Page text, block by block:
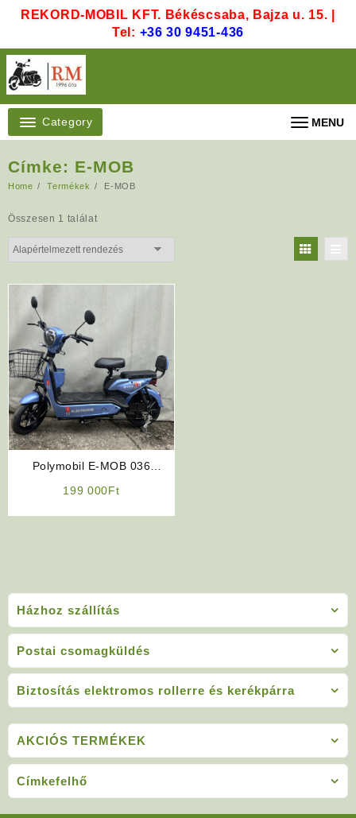
REKORD-MOBIL KFT. Békéscsaba, Bajza u. 15. |
Tel: +36 30 9451-436
Category MENU
Házhoz szállítás
Postai csomagküldés
Biztosítás elektromos rollerre és kerékpárra
Címke: E-MOB
Home Termékek E-MOB
Összesen 1 találat
Polymobil E-MOB 036
199 000Ft
AKCIÓS TERMÉKEK
Címkefelhő